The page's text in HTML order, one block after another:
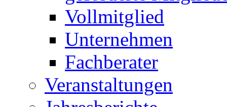
Vollmitglied
Unternehmen
Fachberater
Veranstaltungen